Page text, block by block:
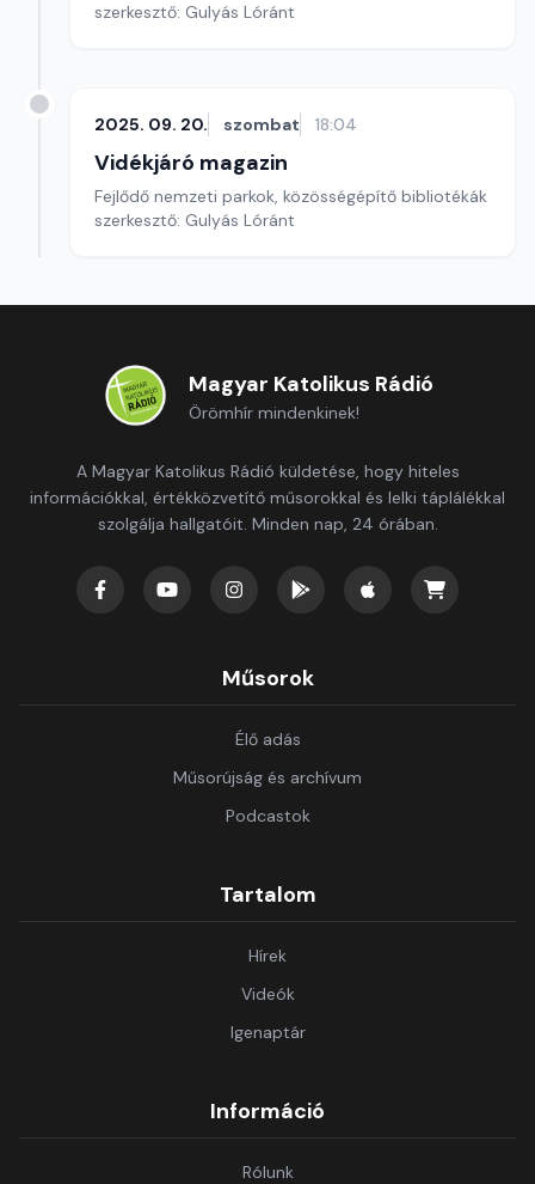
szerkesztő: Gulyás Lóránt
2025. 09. 20. szombat 18:04
Vidékjáró magazin
Fejlődő nemzeti parkok, közösségépítő bibliotékák
szerkesztő: Gulyás Lóránt
Magyar Katolikus Rádió
Örömhír mindenkinek!
A Magyar Katolikus Rádió küldetése, hogy hiteles
információkkal, értékközvetítő műsorokkal és lelki táplálékkal
szolgálja hallgatóit. Minden nap, 24 órában.
Műsorok
Élő adás
Műsorújság és archívum
Podcastok
Tartalom
Hírek
Videók
Igenaptár
Információ
Rólunk